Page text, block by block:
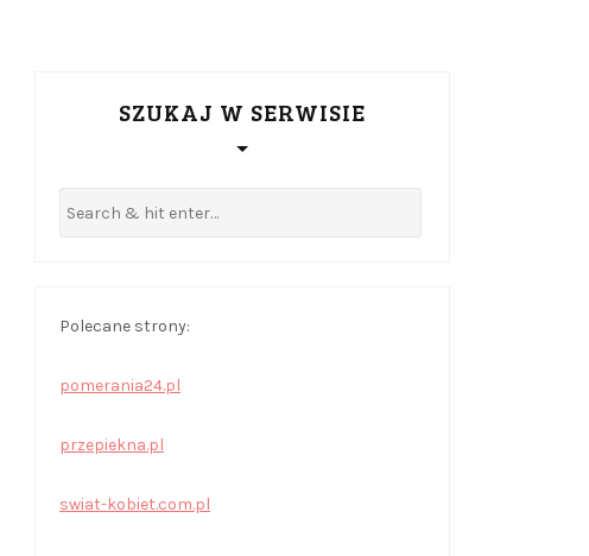
SZUKAJ W SERWISIE
Polecane strony:
pomerania24.pl
przepiekna.pl
swiat-kobiet.com.pl